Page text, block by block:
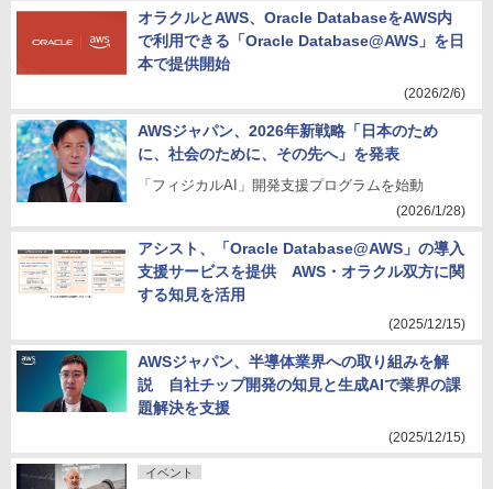
オラクルとAWS、Oracle DatabaseをAWS内
で利用できる「Oracle Database@AWS」を日
本で提供開始
(2026/2/6)
AWSジャパン、2026年新戦略「日本のため
に、社会のために、その先へ」を発表
「フィジカルAI」開発支援プログラムを始動
(2026/1/28)
アシスト、「Oracle Database@AWS」の導入
支援サービスを提供 AWS・オラクル双方に関
する知見を活用
(2025/12/15)
AWSジャパン、半導体業界への取り組みを解
説 自社チップ開発の知見と生成AIで業界の課
題解決を支援
(2025/12/15)
イベント